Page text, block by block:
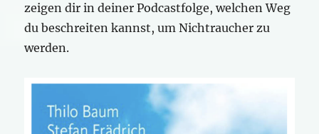
zeigen dir in deiner Podcastfolge, welchen Weg
du beschreiten kannst, um Nichtraucher zu
werden.